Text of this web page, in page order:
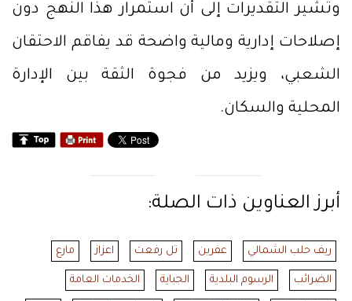
وتشير التقديرات إلى أن استمرار هذا النهج دون
إصلاحات إدارية ومالية واضحة قد يفاقم الاحتقان
الشعبي، ويزيد من فجوة الثقة بين الإدارة
المحلية والسكان.
أبرز العناوين ذات الصلة:
ريف حلب الشمالي عفرين تل رفعت اعزاز مارع
الضرائب الرسوم البلدية الجباية الخدمات العامة